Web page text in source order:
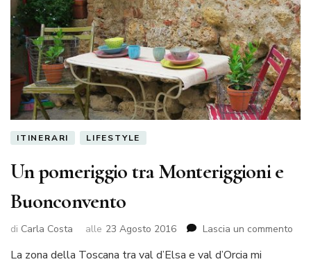
ITINERARI LIFESTYLE
Un pomeriggio tra Monteriggioni e
Buonconvento
di Carla Costa alle 23 Agosto 2016 Lascia un commento
La zona della Toscana tra val d’Elsa e val d’Orcia mi